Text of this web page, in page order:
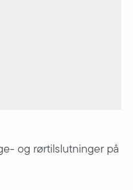
og rørtilslutninger på